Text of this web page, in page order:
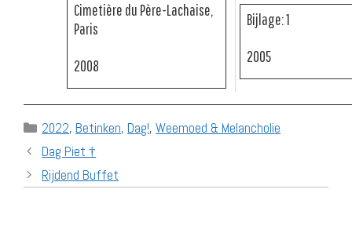
Cimetière du Père-Lachaise,
Paris
2008
Bijlage: 1
2005
Categories
2022, Betinken, Dag!,Weemoed & Melancholie
Dag Piet †
Rijdend Buffet